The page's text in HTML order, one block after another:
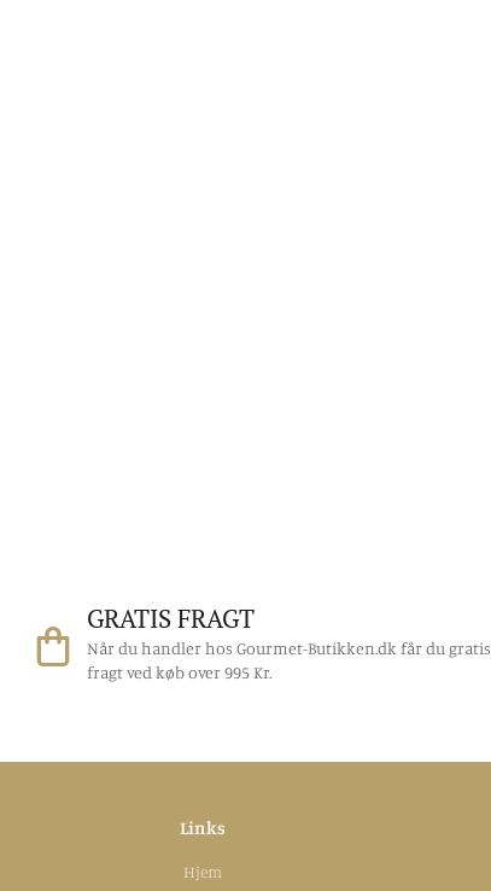
GRATIS FRAGT
Når du handler hos Gourmet-Butikken.dk får du gratis
fragt ved køb over 995 Kr.
Links
Hjem